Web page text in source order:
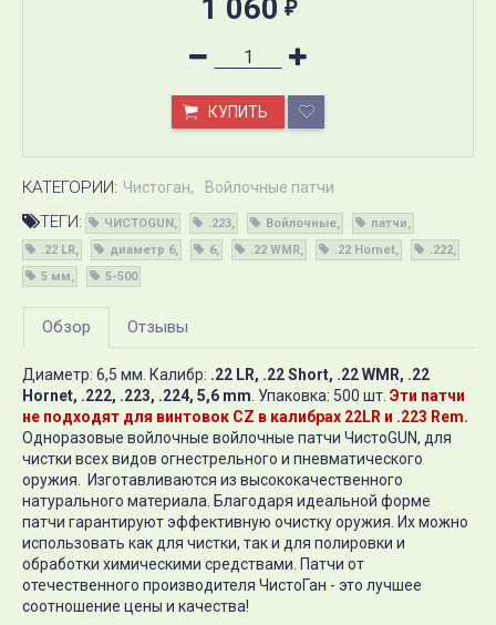
1 060 ₽
КУПИТЬ
КАТЕГОРИИ: Чистоган Войлочные патчи
ТЕГИ: ЧИСТОGUN .223 Войлочные
патчи
.22 LR
диаметр 6 6 .22 WMR .22 Hornet
.222
5 мм
5-500
Обзор Отзывы
Диаметр: 6,5 мм. Калибр: .22 LR, .22 Short, .22 WMR, .22
Hornet, .222, .223, .224, 5,6 mm. Упаковка: 500 шт. Эти патчи
не подходят для винтовок CZ в калибрах 22LR и .223 Rem.
Одноразовые войлочные войлочные патчи ЧистоGUN, для
чистки всех видов огнестрельного и пневматического
оружия. Изготавливаются из высококачественного
натурального материала. Благодаря идеальной форме
патчи гарантируют эффективную очистку оружия. Их можно
использовать как для чистки, так и для полировки и
обработки химическими средствами. Патчи от
отечественного производителя ЧистоГан - это лучшее
соотношение цены и качества!